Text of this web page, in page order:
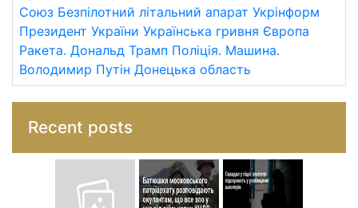
Союз Безпілотний літальний апарат Укрінформ
Президент України Українська гривня Європа
Ракета. Дональд Трамп Поліція. Машина.
Володимир Путін Донецька область
Recent posts